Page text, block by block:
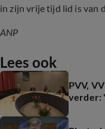
in zijn vrije tijd lid is van
ANP
Lees ook
PVV,
verder: